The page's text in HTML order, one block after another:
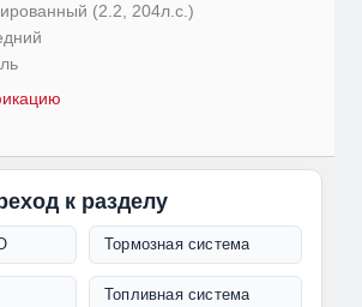
(2.2, 204л.с.)
к разделу
Тормозная система
Топливная система